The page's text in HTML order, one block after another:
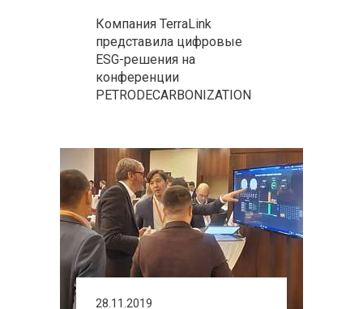
Компания TerraLink
представила цифровые
ESG-решения на
конференции
PETRODECARBONIZATION
28.11.2019